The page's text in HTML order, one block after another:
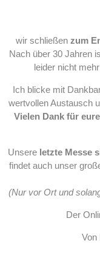
wir schließen zum
Nach über 30 Jahren
leider nicht
Ich blicke mit
wertvollen Austausch
Vielen Dank für
Unsere letzte Messe
findet auch unser
(Nur vor Ort und
Der
Von